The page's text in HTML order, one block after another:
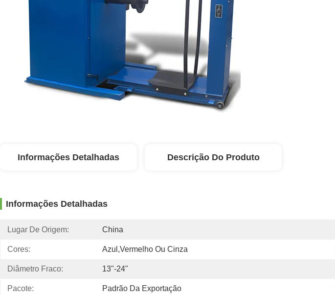
Informações Detalhadas Descrição Do Produto
Informações Detalhadas
Lugar De Origem: China
Cores: Azul,vermelho Ou Cinza
Diâmetro Fraco: 13"-24"
Pacote: Padrão Da Exportação